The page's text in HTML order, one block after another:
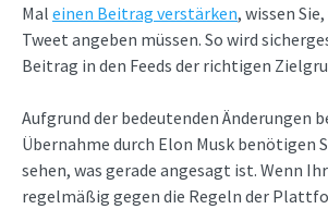
Mal einen Beitrag verstärken, wissen
Tweet angeben müssen. So wird
Beitrag in den Feeds der richtigen
Aufgrund der bedeutenden Änderungen
Übernahme durch Elon Musk benötigen
sehen, was gerade angesagt ist. Wenn
regelmäßig gegen die Regeln der